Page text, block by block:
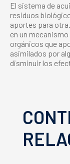
El sistema de
residuos
aportes para
en un
orgánicos que
asimilados por
disminuir los